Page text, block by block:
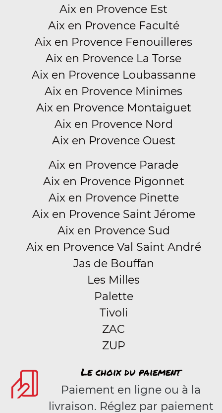
Aix en Provence Est
Aix en Provence Faculté
Aix en Provence Fenouilleres
Aix en Provence La Torse
Aix en Provence Loubassanne
Aix en Provence Minimes
Aix en Provence Montaiguet
Aix en Provence Nord
Aix en Provence Ouest
Aix en Provence Parade
Aix en Provence Pigonnet
Aix en Provence Pinette
Aix en Provence Saint Jérome
Aix en Provence Sud
Aix en Provence Val Saint André
Jas de Bouffan
Les Milles
Palette
Tivoli
ZAC
ZUP
Le choix du paiement
Paiement en ligne ou à la
livraison. Réglez par paiement